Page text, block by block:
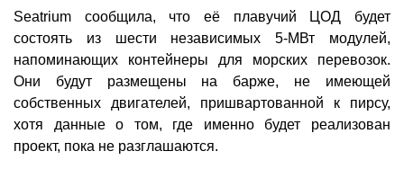
Seatrium сообщила, что её плавучий ЦОД будет
состоять из шести независимых 5-МВт модулей,
напоминающих контейнеры для морских перевозок.
Они будут размещены на барже, не имеющей
собственных двигателей, пришвартованной к пирсу,
хотя данные о том, где именно будет реализован
проект, пока не разглашаются.